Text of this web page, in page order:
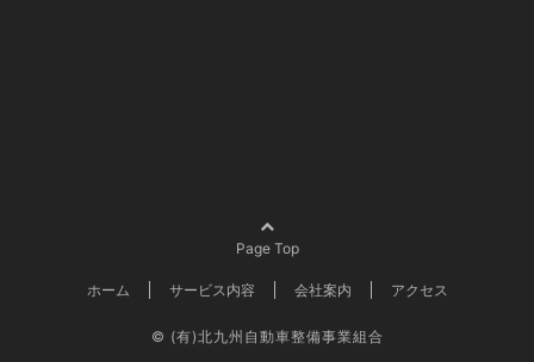
Page Top
ホーム サービス内容 会社案内 アクセス
© (有)北九州自動車整備事業組合